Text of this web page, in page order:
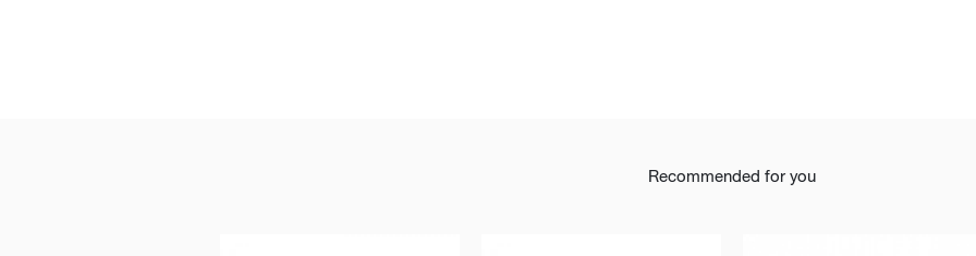
Recommended for you